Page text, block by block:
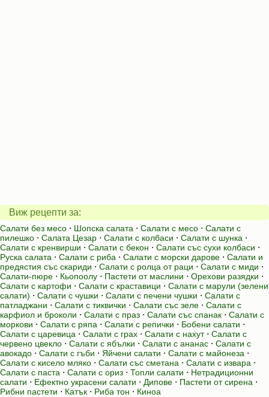
Виж рецепти за:
Салати без месо ⋅ Шопска салата ⋅ Салати с месо ⋅ Салати с
пилешко ⋅ Салата Цезар ⋅ Салати с колбаси ⋅ Салати с шунка ⋅
Салати с кренвирши ⋅ Салати с бекон ⋅ Салати със сухи колбаси ⋅
Руска салата ⋅ Салати с риба ⋅ Салати с морски дарове ⋅ Салати и
предястия със скариди ⋅ Салати с ролца от раци ⋅ Салати с миди ⋅
Салати-пюре ⋅ Кьопоолу ⋅ Пастети от маслини ⋅ Орехови разядки ⋅
Салати с картофи ⋅ Салати с краставици ⋅ Салати с марули (зелени
салати) ⋅ Салати с чушки ⋅ Салати с печени чушки ⋅ Салати с
патладжани ⋅ Салати с тиквички ⋅ Салати със зеле ⋅ Салати с
карфиол и броколи ⋅ Салати с праз ⋅ Салати със спанак ⋅ Салати с
моркови ⋅ Салати с ряпа ⋅ Салати с репички ⋅ Бобени салати ⋅
Салати с царевица ⋅ Салати с грах ⋅ Салати с нахут⋅ Салати с
червено цвекло ⋅ Салати с ябълки ⋅ Салати с ананас ⋅ Салати с
авокадо ⋅ Салати с гъби ⋅ Яйчени салати ⋅ Салати с майонеза ⋅
Салати с кисело мляко ⋅ Салати със сметана ⋅ Салати с извара ⋅
Салати с паста ⋅ Салати с ориз ⋅ Топли салати ⋅ Нетрадиционни
салати ⋅ Ефектно украсени салати ⋅ Дипове ⋅ Пастети от сирена ⋅
Рибни пастети ⋅ Катък ⋅ Риба тон ⋅ Киноа